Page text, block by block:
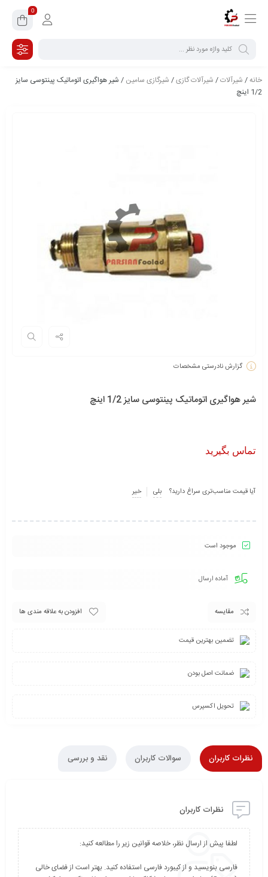
0
خانه/ شیرآلات/ شیرآلات گازی/ شیرگازی سامین / شیر هواگیری اتوماتیک پینتوسی سایز
1/2 اینچ
گزارش نادرستی مشخصات
شیر هواگیری اتوماتیک پینتوسی سایز 1/2 اینچ
تماس بگیرید
آیا قیمت مناسب‌تری سراغ دارید؟ بلی خیر
موجود است
آماده ارسال
مقایسه افزودن به علاقه مندی ها
تضمین بهترین قیمت
ضمانت اصل بودن
تحویل اکسپرس
نظرات کاربران سوالات کاربران نقد و بررسی
نظرات کاربران
فارسی بنویسید و از کیبورد فارسی استفاده کنید. بهتر است از فضای خالی